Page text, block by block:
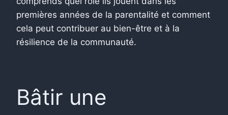
premières années de la parentalité et comment
cela peut contribuer au bien-être et à la
résilience de la communauté.
Bâtir une